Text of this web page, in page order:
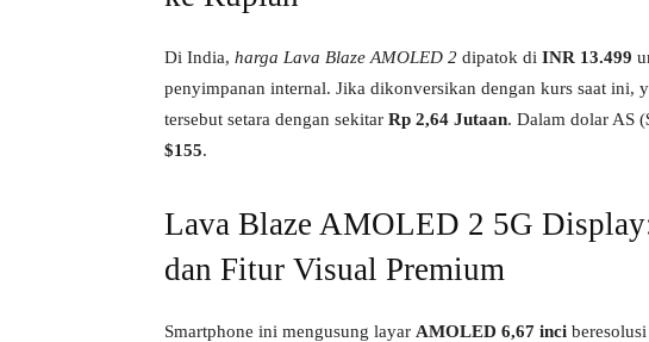
Di India, harga Lava Blaze AMOLED 2 dipatok di INR 13.499
penyimpanan internal. Jika dikonversikan dengan kurs saat ini,
tersebut setara dengan sekitar Rp 2,64 Jutaan. Dalam dolar AS
$155.
Lava Blaze AMOLED 2 5G
dan Fitur Visual Premium
Smartphone ini mengusung layar AMOLED 6,67 inci beresolusi